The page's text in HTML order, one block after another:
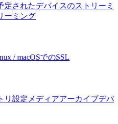
定されたデバイスのストリーミ
ーミング
/ macOSでのSSL
リ設定 メディアアーカイブデバ